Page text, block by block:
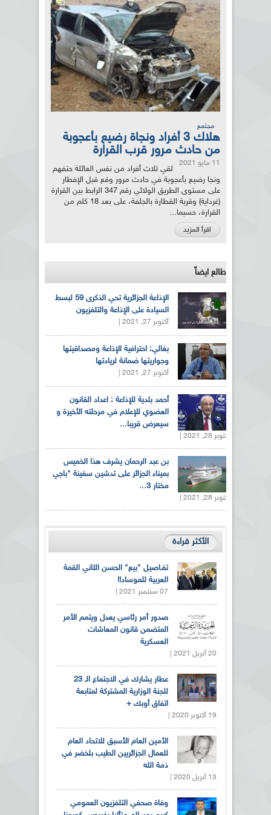
مجتمع
هلاك 3 أفراد ونجاة رضيع بأعجوبة
من حادث مرور قرب القرارة
11 مايو 2021
لقي ثلاث أفراد من نفس العائلة حتفهم
ونجا رضيع بأعجوبة في حادث مرور وقع قبل الإفطار
على مستوى الطريق الولائي رقم 347 الرابط بين القرارة
(غرداية) وقرية القطارة بالجلفة، على بعد 18 كلم من
القرارة، حسبما...
اقرأ المزيد
طالع ايضاً
الإذاعة الجزائرية تحي الذكرى 59 لبسط
السيادة على الإذاعة والتلفزيون
أكتوبر 27, 2021 |
بغالي: احترافية الإذاعة ومصداقيتها
وجواريتها ضمانة لريادتها
أكتوبر 27, 2021 |
أحمد بلدية للإذاعة : اعداد القانون
العضوي للإعلام في مرحلته الأخيرة و
سيعرض قريبا...
أكتوبر 28, 2021 |
بن عبد الرحمان يشرف هذا الخميس
بميناء الجزائر على تدشين سفينة "باجي
مختار 3...
أكتوبر 28, 2021 |
الأكثر قراءة
تفـاصيل "بيع" الحسن الثاني القمة
العربية للموساد!!
07 سبتمبر 2021 |
صدور أمر رئاسي يعدل ويتمم الأمر
المتضمن قانون المعاشات
العسكرية
20 أبريل 2021 |
عطار يشارك في الاجتماع الـ 23
للجنة الوزارية المشتركة لمتابعة
اتفاق أوبك +
19 أكتوبر 2020 |
الأمين العام الأسبق للاتحاد العام
للعمال الجزائريين الطيب بلخضر في
ذمة الله
13 أبريل 2020 |
وفاة صحفي التلفزيون العمومي